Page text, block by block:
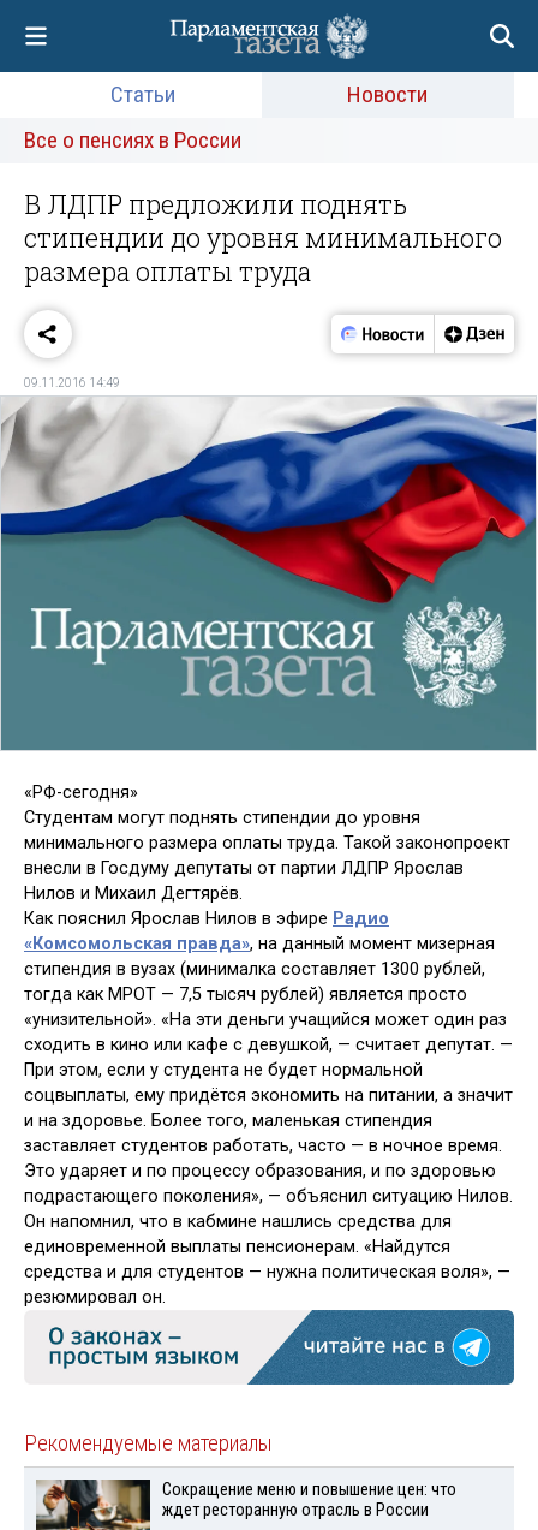
Статьи
Новости
Все о пенсиях в России
В ЛДПР предложили поднять
стипендии до уровня минимального
размера оплаты труда
09.11.2016 14:49
«РФ-сегодня»
Студентам могут поднять стипендии до уровня
минимального размера оплаты труда. Такой законопроект
внесли в Госдуму депутаты от партии ЛДПР Ярослав
Нилов и Михаил Дегтярёв.
Как пояснил Ярослав Нилов в эфире Радио
«Комсомольская правда», на данный момент мизерная
стипендия в вузах (минималка составляет 1300 рублей,
тогда как МРОТ — 7,5 тысяч рублей) является просто
«унизительной». «На эти деньги учащийся может один раз
сходить в кино или кафе с девушкой, — считает депутат. —
При этом, если у студента не будет нормальной
соцвыплаты, ему придётся экономить на питании, а значит
и на здоровье. Более того, маленькая стипендия
заставляет студентов работать, часто — в ночное время.
Это ударяет и по процессу образования, и по здоровью
подрастающего поколения», — объяснил ситуацию Нилов.
Он напомнил, что в кабмине нашлись средства для
единовременной выплаты пенсионерам. «Найдутся
средства и для студентов — нужна политическая воля», —
резюмировал он.
Рекомендуемые материалы
Сокращение меню и повышение цен: что
ждет ресторанную отрасль в России